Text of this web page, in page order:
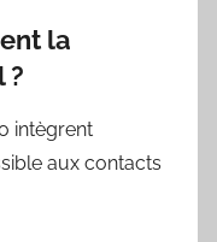
la
?
intègrent
aux contacts